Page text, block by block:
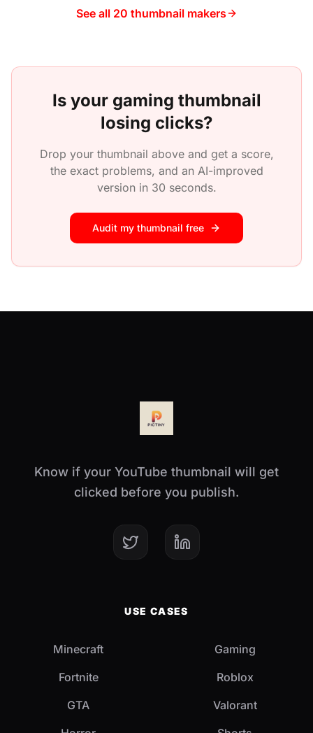
See all 20 thumbnail makers
Is your gaming thumbnail
losing clicks?
Drop your thumbnail above and get a score,
the exact problems, and an AI-improved
version in 30 seconds.
Audit my thumbnail free
Know if your YouTube thumbnail will get
clicked before you publish.
USE CASES
Minecraft
Gaming
Fortnite
Roblox
GTA
Valorant